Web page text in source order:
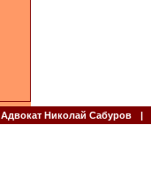
Адвокат Николай Сабуров |